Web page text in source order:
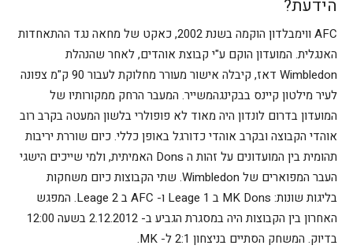
הידעת?
AFC ווימבלדון הוקמה בשנת 2002, כאקט של מחאה נגד ההתאחדות
האנגלית. המועדון הוקם ע"י קבוצת אוהדים, לאחר שהנהלת
Wimbledon דאז, קיבלה אישור מעורר מחלוקת לעבור 90 ק"מ צפונה
לעיר מילטון קיינס בבקינגהמשייר. המעבר הרחק ממקורותיו של
המועדון בדרום לונדון היה מאוד לא פופולרי בלשון המעטה בקרב רוב
אוהדי הקבוצה ובקרב אוהדי כדורגל באופן כללי. כיום שוררת יריבות
תהומית בין המועדונים על זהות ה Dons האמיתית, ולמי שייכים הישגי
העבר המפוארים של Wimbledon. שתי הקבוצות כיום משחקות
בליגות שונות: MK Dons ב Leage 1 ו- AFC ב Leage 2. המפגש
האחרון בין הקבוצות היה במסגרת הגביע ב- 2.12.2012 בשעה 12:00
בדיוק. המשחק הסתיים בניצחון 2:1 ל- MK.